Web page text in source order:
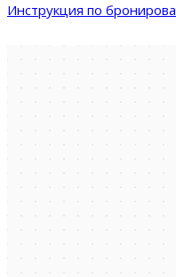
Инструкция по